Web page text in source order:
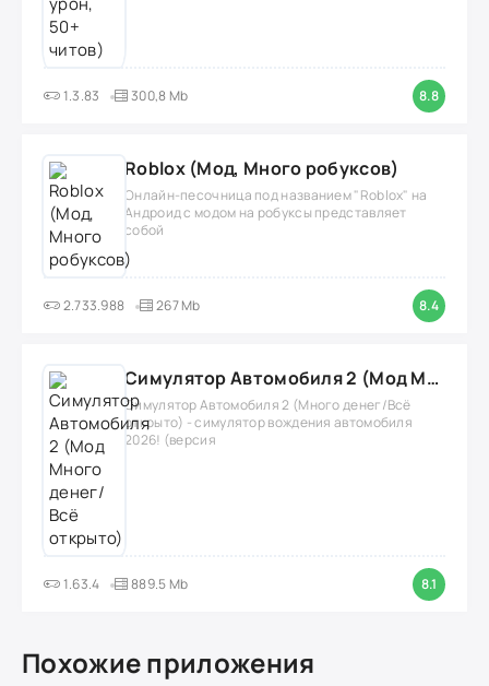
1.3.83 300,8 Mb 8.8
Roblox (Мод, Много робуксов)
Онлайн-песочница под названием "Roblox" на
Андроид с модом на робуксы представляет
собой
2.733.988 267 Mb 8.4
Симулятор Автомобиля 2 (Мод Много денег/Всё открыто)
Симулятор Автомобиля 2 (Много денег/Всё
открыто) - симулятор вождения автомобиля
2026! (версия
1.63.4 889.5 Mb 8.1
Похожие приложения